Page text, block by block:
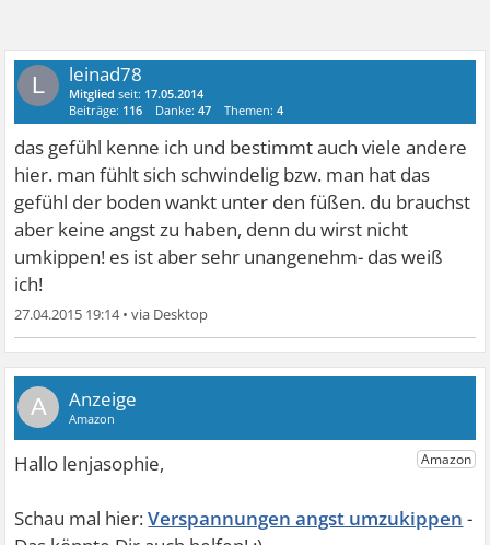
L leinad78
Mitglied seit: 17.05.2014
Beiträge: 116 Danke:47 Themen:4
das gefühl kenne ich und bestimmt auch viele andere
hier. man fühlt sich schwindelig bzw. man hat das
gefühl der boden wankt unter den füßen. du brauchst
aber keine angst zu haben, denn du wirst nicht
umkippen! es ist aber sehr unangenehm- das weiß
ich!
27.04.2015 19:14•
A
Verspannungen angst umzukippen